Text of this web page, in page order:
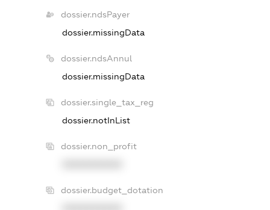
dossier.ndsPayer
dossier.missingData
dossier.ndsAnnul
dossier.missingData
dossier.single_tax_reg
dossier.notInList
dossier.non_profit
dossier.budget_dotation